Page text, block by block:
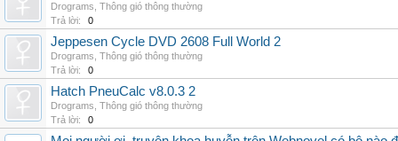
Drograms Thông gió thông thường
Trả lời:
0
Jeppesen Cycle DVD 2608 Full World 2
Drograms Thông gió thông thường
Trả lời:
0
Hatch PneuCalc v8.0.3 2
Drograms Thông gió thông thường
Trả lời:
0